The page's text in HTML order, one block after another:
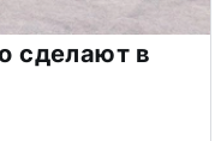
сделают в